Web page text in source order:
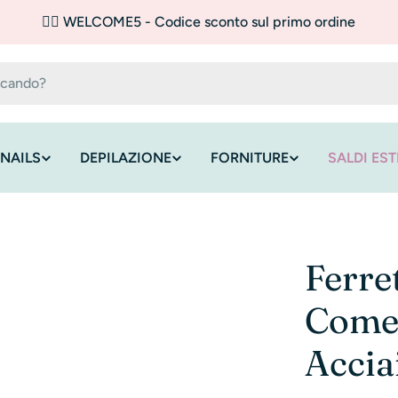
✌🏼 WELCOME5 - Codice sconto sul primo ordine
NAILS DEPILAZIONE FORNITURE SALDI